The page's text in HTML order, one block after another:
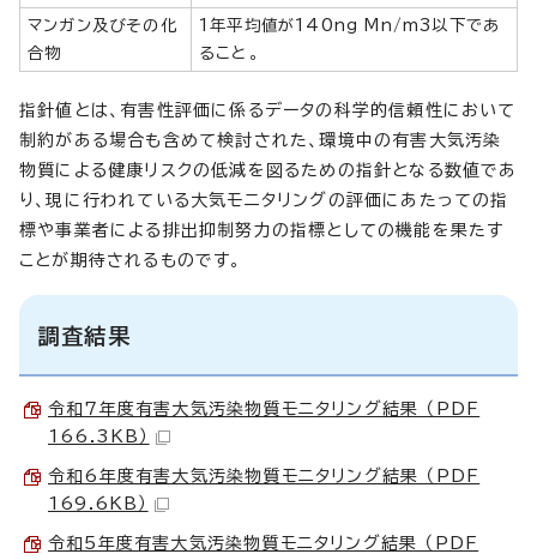
マンガン及びその化
合物
1年平均値が140ng Mn/m3以下であ
ること。
指針値とは、有害性評価に係るデータの科学的信頼性において
制約がある場合も含めて検討された、環境中の有害大気汚染
物質による健康リスクの低減を図るための指針となる数値であ
り、現に行われている大気モニタリングの評価にあたっての指
標や事業者による排出抑制努力の指標としての機能を果たす
ことが期待されるものです。
調査結果
令和7年度有害大気汚染物質モニタリング結果 （PDF
166.3KB）
令和6年度有害大気汚染物質モニタリング結果 （PDF
169.6KB）
令和5年度有害大気汚染物質モニタリング結果 （PDF